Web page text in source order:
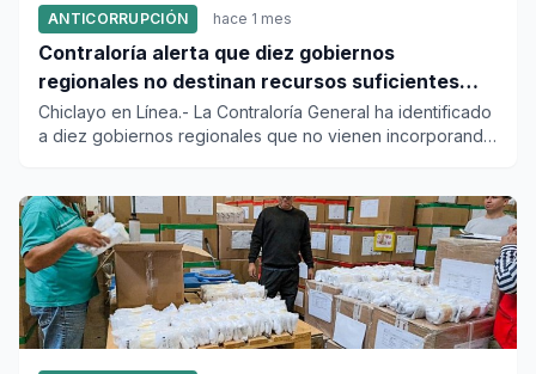
ANTICORRUPCIÓN hace 1 mes
Contraloría alerta que diez gobiernos
regionales no destinan recursos suficientes
para que fiscalicen su gestión
Chiclayo en Línea.- La Contraloría General ha identificado
a diez gobiernos regionales que no vienen incorporando